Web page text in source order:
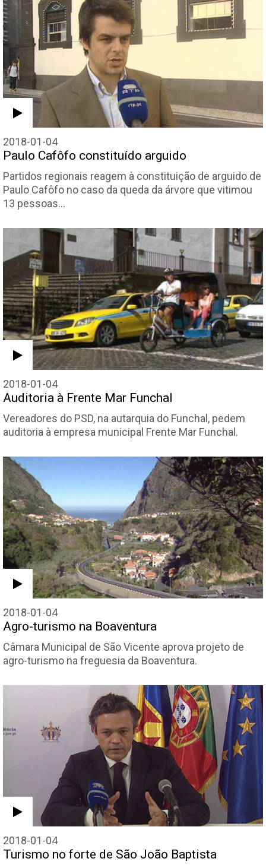
2018-01-04
Paulo Cafôfo constituído arguido
Partidos regionais reagem à constituição de arguido de
Paulo Cafôfo no caso da queda da árvore que vitimou
13 pessoas…
2018-01-04
Auditoria à Frente Mar Funchal
Vereadores do PSD, na autarquia do Funchal, pedem
auditoria à empresa municipal Frente Mar Funchal.
2018-01-04
Agro-turismo na Boaventura
Câmara Municipal de São Vicente aprova projeto de
agro-turismo na freguesia da Boaventura.
2018-01-04
Turismo no forte de São João Baptista